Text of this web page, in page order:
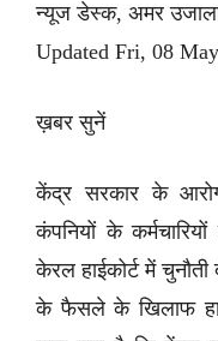
न्यूज डेस्क, अमर
Updated Fri, 08
ख़बर सुनें
केंद्र सरकार के
कंपनियों के
केरल हाईकोर्ट में
के फैसले के खिलाफ